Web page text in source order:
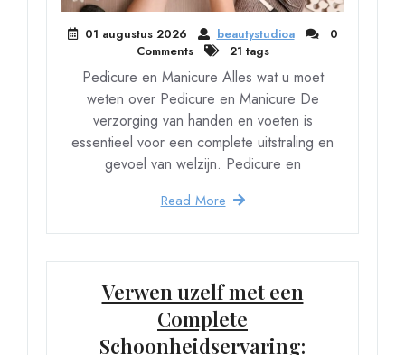
01 augustus 2026 beautystudioa
0
Comments
21 tags
Pedicure en Manicure Alles wat u moet
weten over Pedicure en Manicure De
verzorging van handen en voeten is
essentieel voor een complete uitstraling en
gevoel van welzijn. Pedicure en
Read More
Verwen uzelf met een
Complete
Schoonheidservaring: